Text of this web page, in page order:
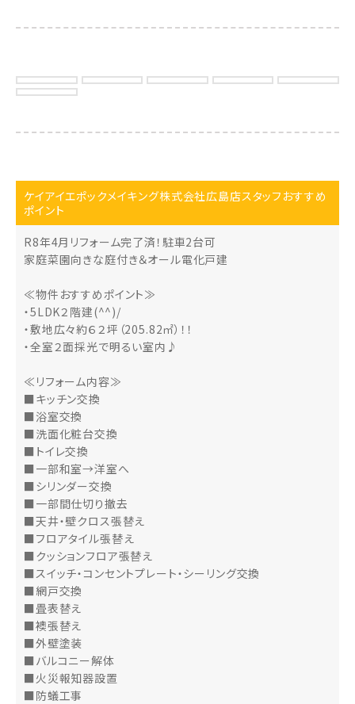
ケイアイエポックメイキング株式会社広島店スタッフおすすめ
ポイント
R8年4月リフォーム完了済！駐車2台可
家庭菜園向きな庭付き＆オール電化戸建
≪物件おすすめポイント≫
・5LDK２階建(^^)/
・敷地広々約６２坪（205.82㎡）！！
・全室２面採光で明るい室内♪
≪リフォーム内容≫
■キッチン交換
■浴室交換
■洗面化粧台交換
■トイレ交換
■一部和室→洋室へ
■シリンダー交換
■一部間仕切り撤去
■天井・壁クロス張替え
■フロアタイル張替え
■クッションフロア張替え
■スイッチ・コンセントプレート・シーリング交換
■網戸交換
■畳表替え
■襖張替え
■外壁塗装
■バルコニー解体
■火災報知器設置
■防蟻工事